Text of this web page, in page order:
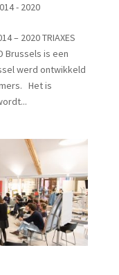
- 2020
– 2020 TRIAXES
Brussels is een
werd ontwikkeld
Het is